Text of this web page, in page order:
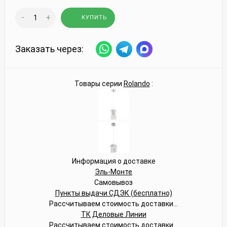
- + КУПИТЬ
Заказать через:
Товары серии Rolando :
Информация о доставке
Эль-Монте
Самовывоз
Пункты выдачи СДЭК (бесплатно)
Рассчитываем стоимость доставки...
ТК Деловые Линии
Рассчитываем стоимость доставки...